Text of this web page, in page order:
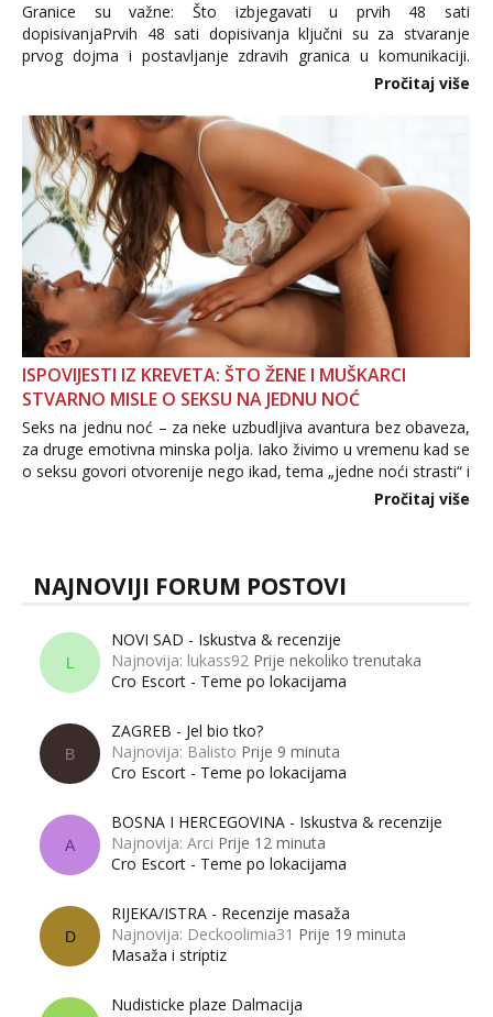
Granice su važne: Što izbjegavati u prvih 48 sati
dopisivanjaPrvih 48 sati dopisivanja ključni su za stvaranje
prvog dojma i postavljanje zdravih granica u komunikaciji.
Važno je izbjeći prebrzo otkrivanje osobnih ili intimnih
informacija, jer nepoznata osoba još nije zaslužila to
povjerenje. Takođe...
Pročitaj više
ISPOVIJESTI IZ KREVETA: ŠTO ŽENE I MUŠKARCI
STVARNO MISLE O SEKSU NA JEDNU NOĆ
Seks na jednu noć – za neke uzbudljiva avantura bez obaveza,
za druge emotivna minska polja. Iako živimo u vremenu kad se
o seksu govori otvorenije nego ikad, tema „jedne noći strasti“ i
dalje izaziva burne rasprave. Što zapravo misle žene, a što
Pročitaj više
NAJNOVIJI FORUM POSTOVI
L
NOVI SAD - Iskustva & recenzije
Najnovija: lukass92 Prije nekoliko trenutaka
Cro Escort - Teme po lokacijama
B
ZAGREB - Jel bio tko?
Najnovija: Balisto Prije 9 minuta
Cro Escort - Teme po lokacijama
A
BOSNA I HERCEGOVINA - Iskustva & recenzije
Najnovija: Arci Prije 12 minuta
Cro Escort - Teme po lokacijama
D
RIJEKA/ISTRA - Recenzije masaža
Najnovija: Deckoolimia31 Prije 19 minuta
Masaža i striptiz
Nudisticke plaze Dalmacija